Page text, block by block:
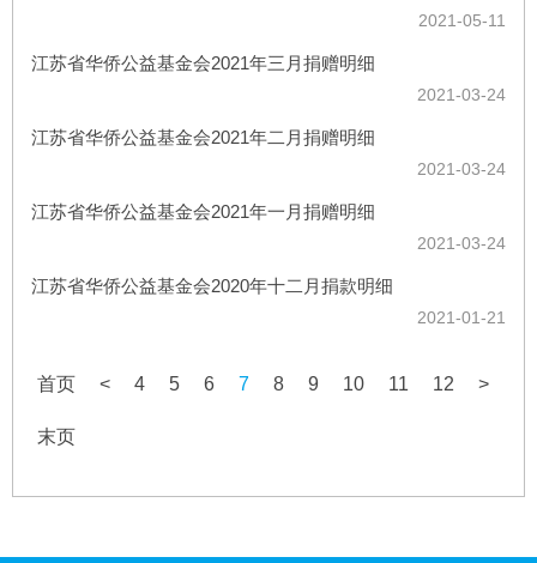
2021-05-11
江苏省华侨公益基金会2021年三月捐赠明细
2021-03-24
江苏省华侨公益基金会2021年二月捐赠明细
2021-03-24
江苏省华侨公益基金会2021年一月捐赠明细
2021-03-24
江苏省华侨公益基金会2020年十二月捐款明细
2021-01-21
首页 < 4 5 6 7 8 9 10 11 12 >
末页